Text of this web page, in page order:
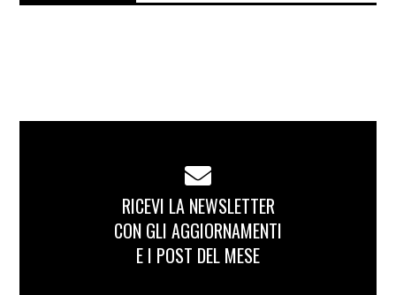
RICEVI LA NEWSLETTER
CON GLI AGGIORNAMENTI
E I POST DEL MESE